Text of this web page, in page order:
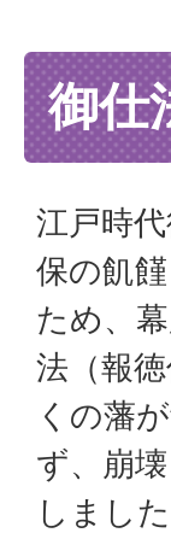
御仕
江戸時
保の飢
ため、
法（報
くの藩
ず、崩
しました